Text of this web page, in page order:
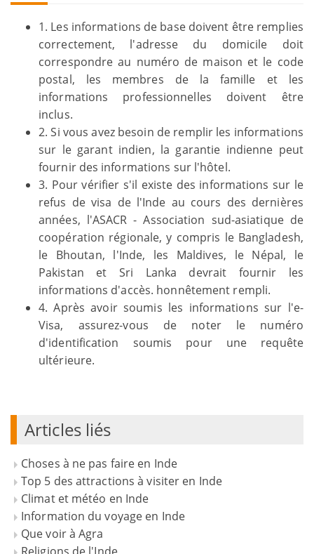
1. Les informations de base doivent être remplies
correctement, l'adresse du domicile doit
correspondre au numéro de maison et le code
postal, les membres de la famille et les
informations professionnelles doivent être
inclus.
2. Si vous avez besoin de remplir les informations
sur le garant indien, la garantie indienne peut
fournir des informations sur l'hôtel.
3. Pour vérifier s'il existe des informations sur le
refus de visa de l'Inde au cours des dernières
années, l'ASACR - Association sud-asiatique de
coopération régionale, y compris le Bangladesh,
le Bhoutan, l'Inde, les Maldives, le Népal, le
Pakistan et Sri Lanka devrait fournir les
informations d'accès. honnêtement rempli.
4. Après avoir soumis les informations sur l'e-
Visa, assurez-vous de noter le numéro
d'identification soumis pour une requête
ultérieure.
Articles liés
Choses à ne pas faire en Inde
Top 5 des attractions à visiter en Inde
Climat et météo en Inde
Information du voyage en Inde
Que voir à Agra